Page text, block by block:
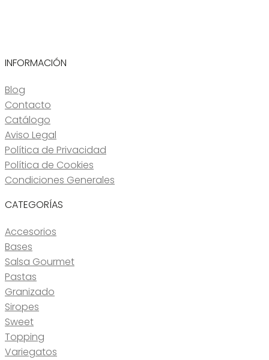
INFORMACIÓN
Blog
Contacto
Catálogo
Aviso Legal
Política de Privacidad
Política de Cookies
Condiciones Generales
CATEGORÍAS
Accesorios
Bases
Salsa Gourmet
Pastas
Granizado
Siropes
Sweet
Topping
Variegatos